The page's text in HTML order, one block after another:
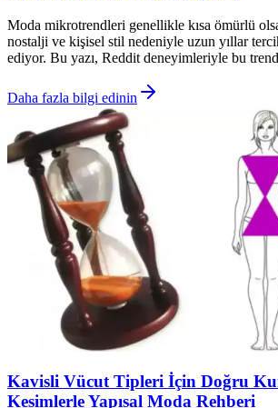
Moda mikrotrendleri genellikle kısa ömürlü
nostalji ve kişisel stil nedeniyle uzun yıllar
ediyor. Bu yazı, Reddit deneyimleriyle bu
Daha fazla bilgi edinin
Kavisli Vücut Tipleri İçin Doğru
Kesimlerle Yapısal Moda Rehberi